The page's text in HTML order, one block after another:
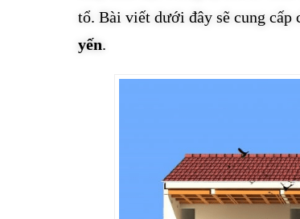
tổ. Bài viết dưới đây sẽ cung cấp
yến.